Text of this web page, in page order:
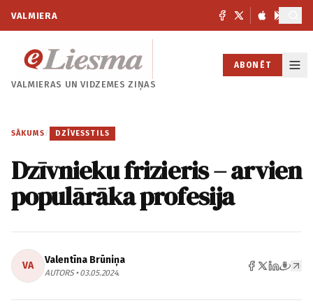
VALMIERA
VALMIERAS UNVIDZEMES ZIŅAS
ABONĒT
SĀKUMS / DZĪVESSTILS
Dzīvnieku frizieris – arvien
populārāka profesija
VA Valentīna Brūniņa
AUTORS • 03.05.2024.